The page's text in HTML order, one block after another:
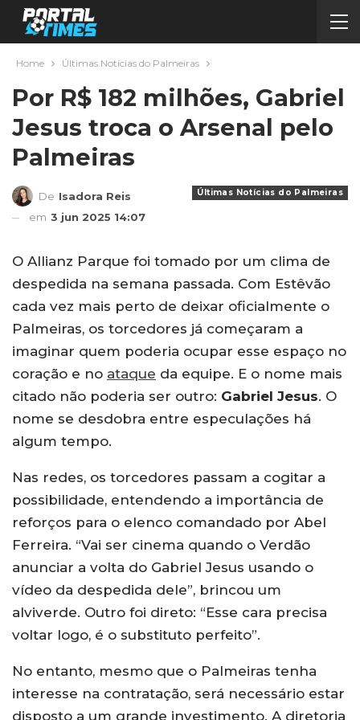
Home Últimas Notícias do Palmeiras
Por R$ 182 milhões, Gabriel
Jesus troca o Arsenal pelo
Palmeiras
Últimas Notícias do Palmeiras
De Isadora Reis
em 3 jun 2025 14:07
O Allianz Parque foi tomado por um clima de
despedida na semana passada. Com Estêvão
cada vez mais perto de deixar oficialmente o
Palmeiras, os torcedores já começaram a
imaginar quem poderia ocupar esse espaço no
coração e no ataque da equipe. E o nome mais
citado não poderia ser outro: Gabriel Jesus. O
nome se desdobra entre especulações há
algum tempo.
Nas redes, os torcedores passam a cogitar a
possibilidade, entendendo a importância de
reforços para o elenco comandado por Abel
Ferreira. “Vai ser cinema quando o Verdão
anunciar a volta do Gabriel Jesus usando o
vídeo da despedida dele”, brincou um
alviverde. Outro foi direto: “Esse cara precisa
voltar logo, é o substituto perfeito”.
No entanto, mesmo que o Palmeiras tenha
interesse na contratação, será necessário estar
disposto a um grande investimento. A diretoria